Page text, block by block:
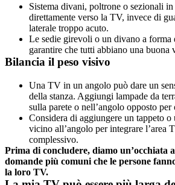
Sistema divani, poltrone o sezionali
direttamente verso la TV, invece di
laterale troppo acuto.
Le sedie girevoli o un divano a forma
garantire che tutti abbiano una buona
Bilancia il peso visivo
Una TV in un angolo può dare un
della stanza. Aggiungi lampade da
sulla parete o nell’angolo opposto
Considera di aggiungere un tappeto o
vicino all’angolo per integrare l’area
complessivo.
Prima di concludere, diamo un’occhiata
domande più comuni che le persone
la loro TV.